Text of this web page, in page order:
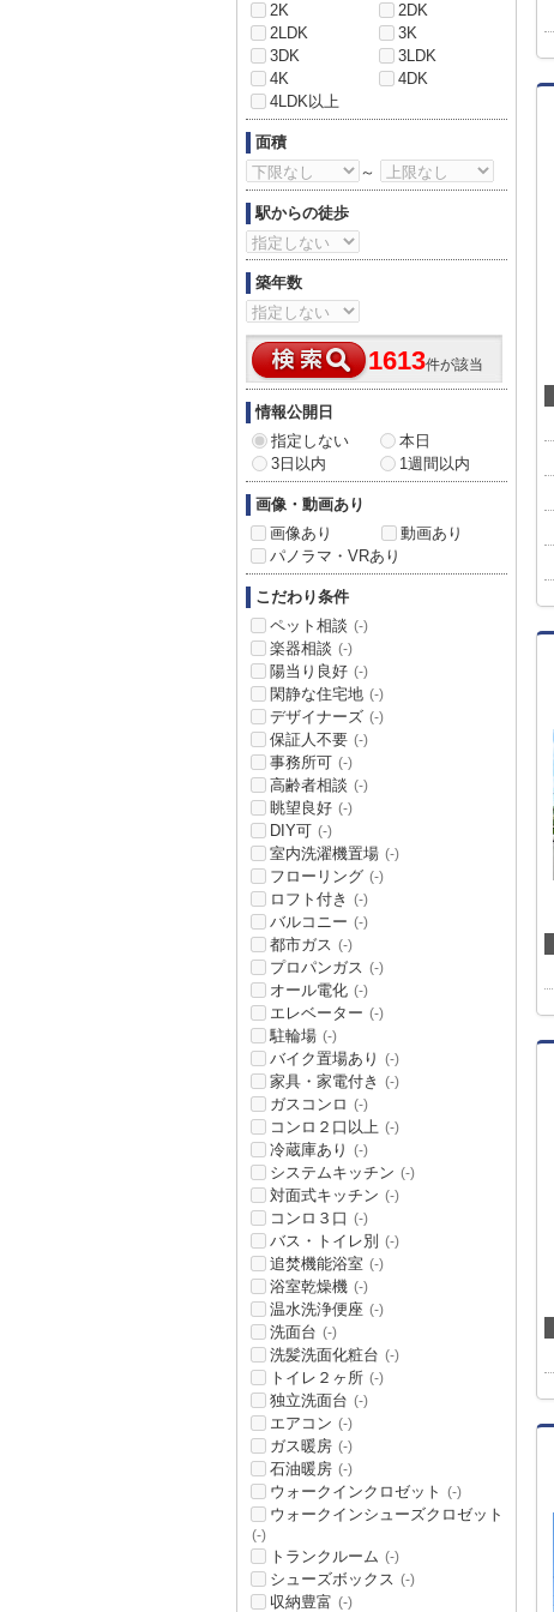
2K
2DK
2LDK
3K
3DK
3LDK
4K
4DK
4LDK以上
面積
～
駅からの徒歩
築年数
1613件が該当
情報公開日
指定しない
本日
3日以内
1週間以内
画像・動画あり
画像あり
動画あり
パノラマ・VRあり
こだわり条件
ペット相談 (-)
楽器相談 (-)
陽当り良好 (-)
閑静な住宅地 (-)
デザイナーズ (-)
保証人不要 (-)
事務所可 (-)
高齢者相談 (-)
眺望良好 (-)
DIY可 (-)
室内洗濯機置場 (-)
フローリング (-)
ロフト付き (-)
バルコニー (-)
都市ガス (-)
プロパンガス (-)
オール電化 (-)
エレベーター (-)
駐輪場 (-)
バイク置場あり (-)
家具・家電付き (-)
ガスコンロ (-)
コンロ２口以上 (-)
冷蔵庫あり (-)
システムキッチン (-)
対面式キッチン (-)
コンロ３口 (-)
バス・トイレ別 (-)
追焚機能浴室 (-)
浴室乾燥機 (-)
温水洗浄便座 (-)
洗面台 (-)
洗髪洗面化粧台 (-)
トイレ２ヶ所 (-)
独立洗面台 (-)
エアコン (-)
ガス暖房 (-)
石油暖房 (-)
ウォークインクロゼット (-)
ウォークインシューズクロゼット
(-)
トランクルーム (-)
シューズボックス (-)
収納豊富 (-)